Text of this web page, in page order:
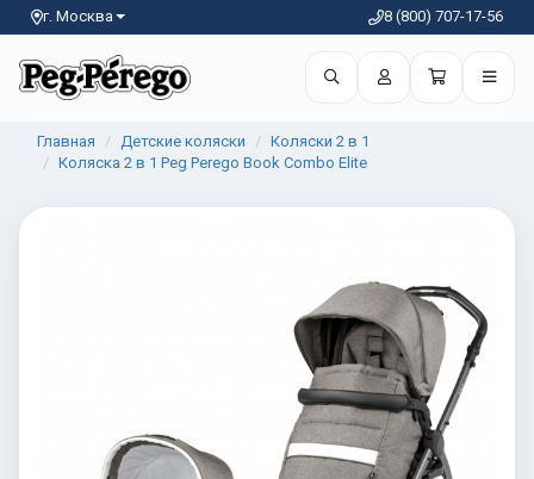
г. Москва 8 (800) 707-17-56
Главная Детские коляски
Коляски 2 в 1
Коляска 2 в 1 Peg Perego Book Combo Elite